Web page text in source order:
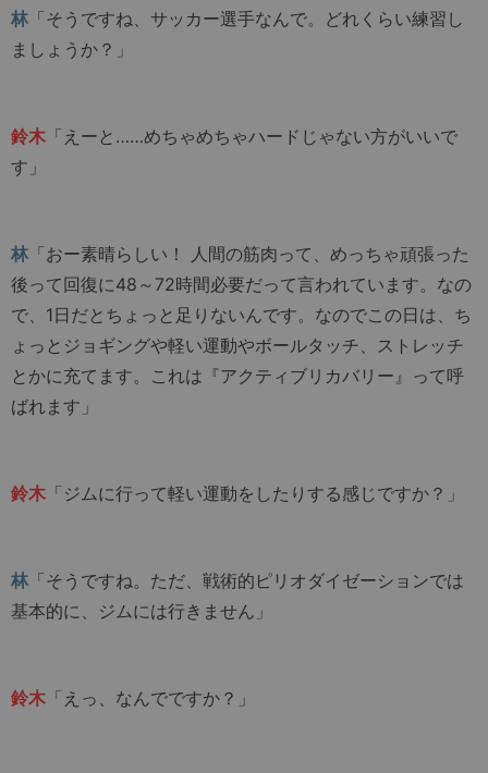
林 「そうですね、サッカー選手なんで。どれくらい練習し
ましょうか？」
鈴木 「えーと……めちゃめちゃハードじゃない方がいいで
す」
林 「おー素晴らしい！ 人間の筋肉って、めっちゃ頑張った
後って回復に48～72時間必要だって言われています。なの
で、1日だとちょっと足りないんです。なのでこの日は、ち
ょっとジョギングや軽い運動やボールタッチ、ストレッチ
とかに充てます。これは『アクティブリカバリー』って呼
ばれます」
鈴木 「ジムに行って軽い運動をしたりする感じですか？」
林 「そうですね。ただ、戦術的ピリオダイゼーションでは
基本的に、ジムには行きません」
鈴木 「えっ、なんでですか？」